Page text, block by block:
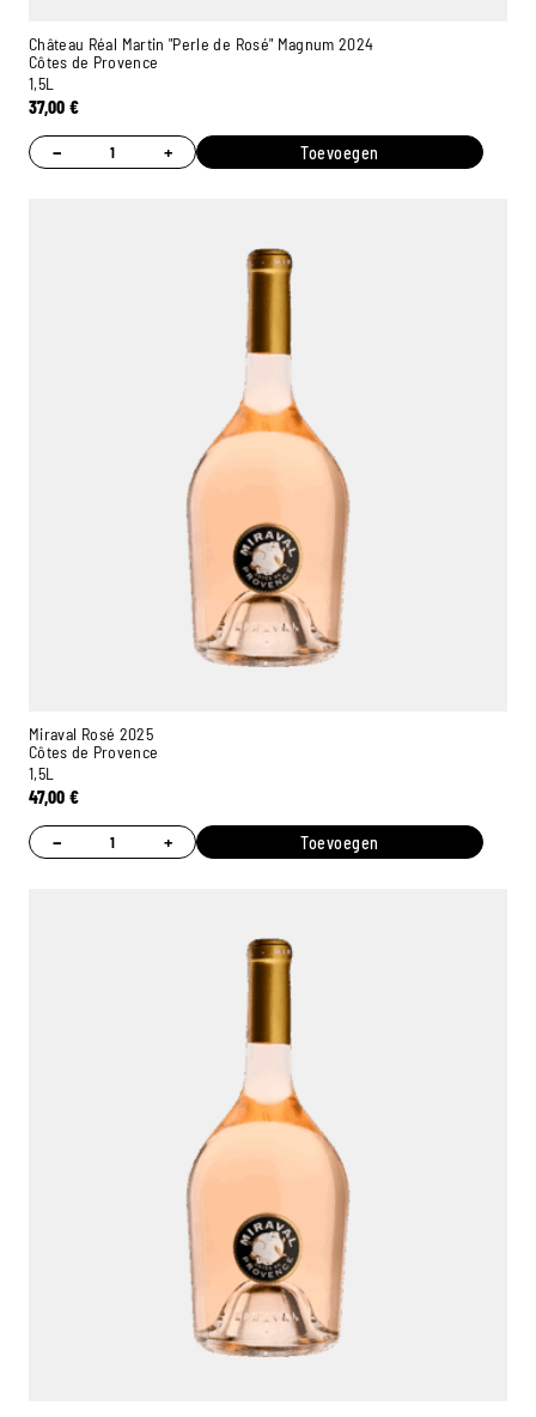
Château Réal Martin "Perle de Rosé" Magnum 2024
Côtes de Provence
1,5L
37,00€
− + Toevoegen
Miraval Rosé 2025
Côtes de Provence
1,5L
47,00€
− + Toevoegen
Ambroise, Uw Sommelier
Beschikbaar om u te adviseren